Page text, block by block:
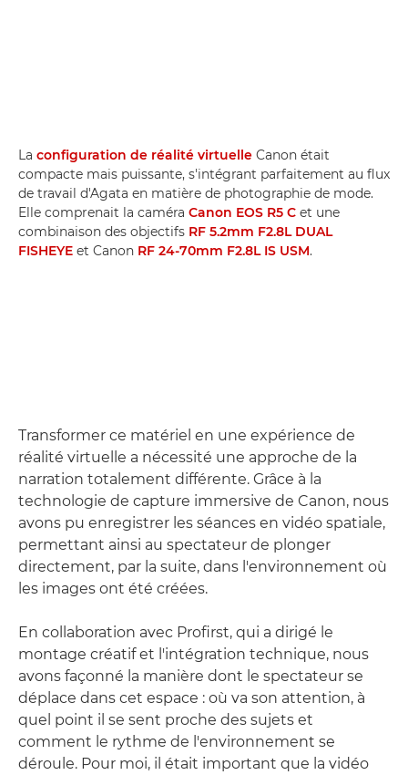
La configuration de réalité virtuelle Canon était
compacte mais puissante, s'intégrant parfaitement au flux
de travail d'Agata en matière de photographie de mode.
Elle comprenait la caméra Canon EOS R5 C et une
combinaison des objectifs RF 5.2mm F2.8L DUAL
FISHEYE et Canon RF 24-70mm F2.8L IS USM.
Transformer ce matériel en une expérience de
réalité virtuelle a nécessité une approche de la
narration totalement différente. Grâce à la
technologie de capture immersive de Canon, nous
avons pu enregistrer les séances en vidéo spatiale,
permettant ainsi au spectateur de plonger
directement, par la suite, dans l'environnement où
les images ont été créées.
En collaboration avec Profirst, qui a dirigé le
montage créatif et l'intégration technique, nous
avons façonné la manière dont le spectateur se
déplace dans cet espace : où va son attention, à
quel point il se sent proche des sujets et
comment le rythme de l'environnement se
déroule. Pour moi, il était important que la vidéo